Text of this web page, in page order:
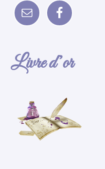
Livre d’or